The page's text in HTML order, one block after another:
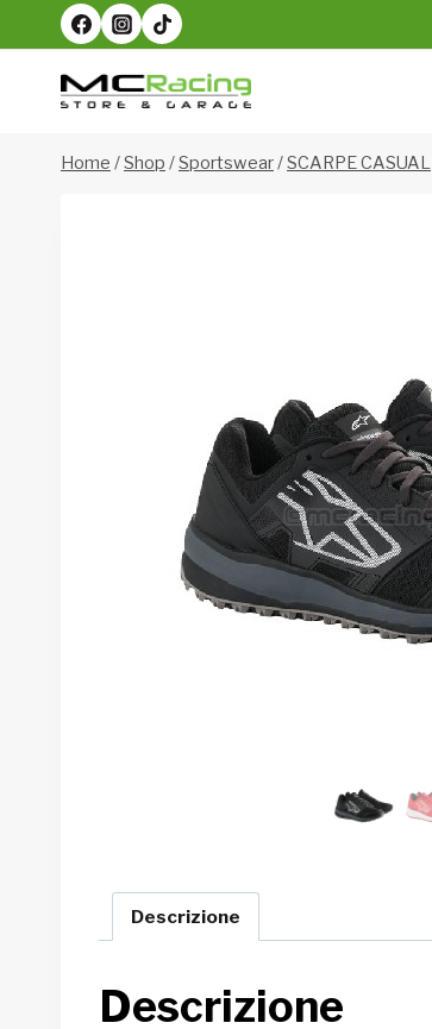
al
contenuto
Home /Shop /Sportswear/SCARPE CASUAL
Descrizione
Descrizione